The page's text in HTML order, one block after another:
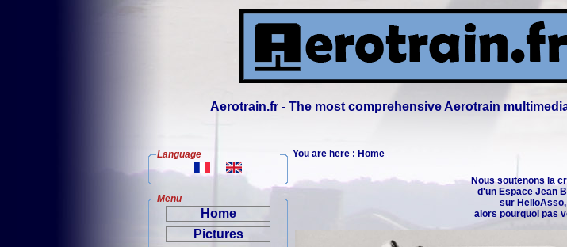
Aerotrain.fr - The most comprehensive Aerotrain
Language
Menu
Home
Pictures
You are here : Home
Nous soutenons la
d'un Espace Jean
sur HelloAsso,
alors pourquoi pas